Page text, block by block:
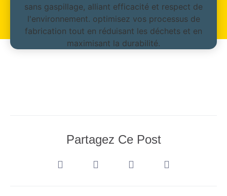
Partagez Ce Post